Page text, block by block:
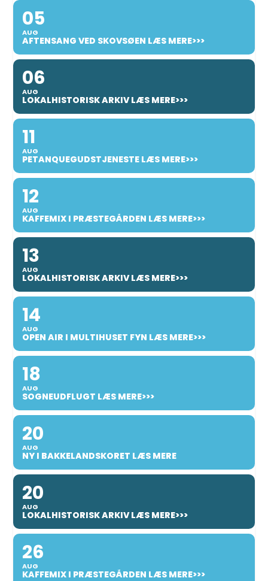
05
AUG
AFTENSANG VED SKOVSØEN LÆS MERE>>>
06
AUG
LOKALHISTORISK ARKIV LÆS MERE>>>
11
AUG
PETANQUEGUDSTJENESTE LÆS MERE>>>
12
AUG
KAFFEMIX I PRÆSTEGÅRDEN LÆS MERE>>>
13
AUG
LOKALHISTORISK ARKIV LÆS MERE>>>
14
AUG
OPEN AIR I MULTIHUSET FYN LÆS MERE>>>
18
AUG
SOGNEUDFLUGT LÆS MERE>>>
20
AUG
NY I BAKKELANDSKORET LÆS MERE
20
AUG
LOKALHISTORISK ARKIV LÆS MERE>>>
26
AUG
KAFFEMIX I PRÆSTEGÅRDEN LÆS MERE>>>